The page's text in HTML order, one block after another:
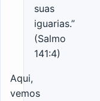
suas
iguarias.”
(Salmo
141:4)
Aqui,
vemos